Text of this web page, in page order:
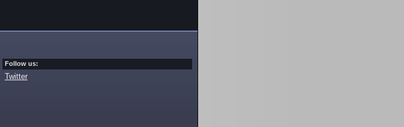
Follow us:
Twitter